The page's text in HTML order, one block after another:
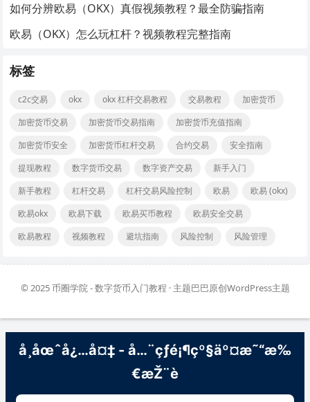
如何分辨欧易（OKX）真假视频教程？最全防骗指南
欧易（OKX）怎么玩杠杆？视频教程完整指南
标签
c2c交易 okx okx 杠杆交易教程 交易教程
加密货币
加密货币交易
加密货币交易指南
加密货币充值指南
加密货币安全
加密货币杠杆交易 合约交易
安全指南
提现教程
数字货币交易 数字资产交易
新手入门
新手教程
杠杆交易 杠杆交易风险控制 欧易
欧易 (okx)
欧易okx
欧易下载 欧易买币教程
欧易安全交易
欧易教程
视频教程 避坑指南 风险控制 风险管理
© 2025币圈学院 - 数字货币入门教程 · 主题巴巴原创WordPress主题